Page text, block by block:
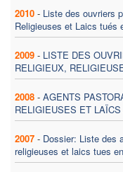
2010 - Liste des ouvriers
Religieuses et Laics tués
2009 - LISTE DES
RELIGIEUX,
2008 - AGENTS
RELIGIEUSES ET
2007 - Dossier: Liste des
religieuses et laics tues